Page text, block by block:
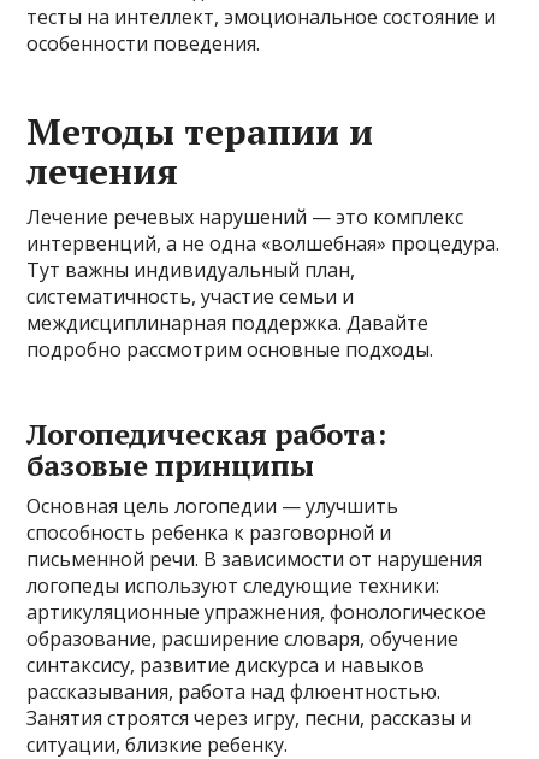
тесты на интеллект, эмоциональное состояние и
особенности поведения.
Методы терапии и
лечения
Лечение речевых нарушений — это комплекс
интервенций, а не одна «волшебная» процедура.
Тут важны индивидуальный план,
систематичность, участие семьи и
междисциплинарная поддержка. Давайте
подробно рассмотрим основные подходы.
Логопедическая работа:
базовые принципы
Основная цель логопедии — улучшить
способность ребенка к разговорной и
письменной речи. В зависимости от нарушения
логопеды используют следующие техники:
артикуляционные упражнения, фонологическое
образование, расширение словаря, обучение
синтаксису, развитие дискурса и навыков
рассказывания, работа над флюентностью.
Занятия строятся через игру, песни, рассказы и
ситуации, близкие ребенку.